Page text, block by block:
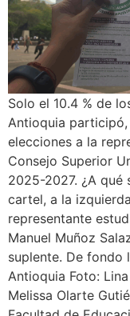
Solo el 10.4 % de
Antioquia participó,
elecciones a la
Consejo Superior
2025-2027. ¿A qué
cartel, a la
representante
Manuel Muñoz
suplente. De fondo
Antioquia Foto:
Melissa Olarte